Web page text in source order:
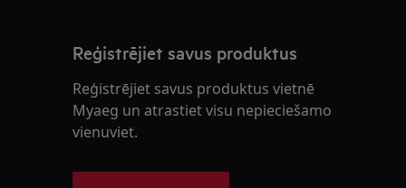
Reģistrējiet savus produktus
Reģistrējiet savus produktus vietnē
Myaeg un atrastiet visu nepieciešamo
vienuviet.